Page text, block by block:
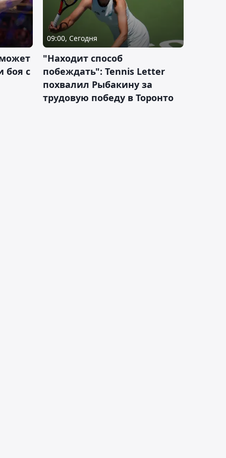
боя с
09:00, Сегодня
"Находит способ
побеждать": Tennis Letter
похвалил Рыбакину за
трудовую победу в Торонто